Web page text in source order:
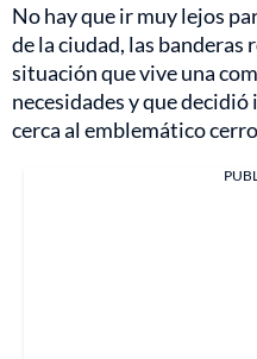
No hay que ir muy lejos
de la ciudad, las
situación que vive una
necesidades y que
cerca al emblemático